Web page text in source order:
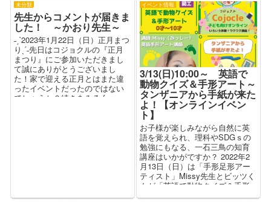
未分類
先生からコメントが届きま
した！ ～かおり先生～
˗ˏˋ2023年1月22日（日）正月まつ
りˎˊ˗先日はコジョクルの『正月
まつり』にご参加いただきまし
て誠にありがとうございまし
た！家で迎える正月とはまた違
ったイベントだったのではない
でしょうか？続きをみる from
イベント情報
3/13(日)10:00～ 英語で
動物クイズ＆手形アート～
タンザニアから手紙が来た
よ！【オンラインイベン
ト】
お子様が楽しみながら自然に英
語を覚えられ、理科やSDGｓの
勉強にもなる、一石三鳥の知育
講座はいかがですか？ 2022年2
月13日（日）は「手形足形アー
ティスト」Missy先生とビッツく
んが「英語で動物クイズ＆手形
アート～タンザニアから手紙